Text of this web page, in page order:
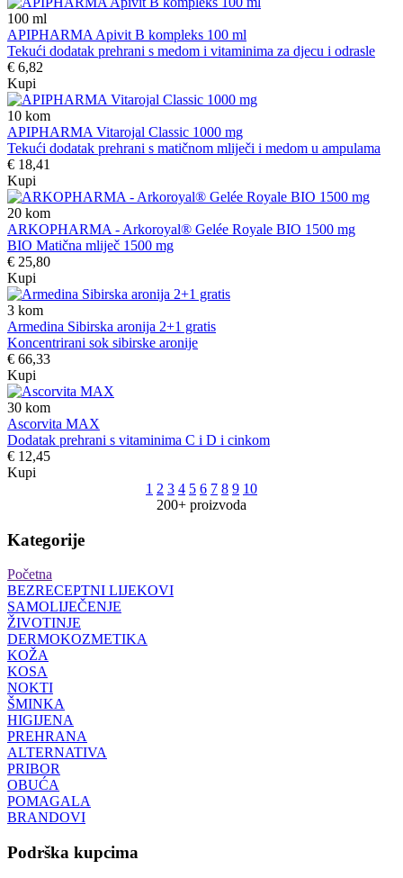
100 ml
APIPHARMA Apivit B kompleks 100 ml
Tekući dodatak prehrani s medom i vitaminima za djecu i odrasle
€ 6,82
Kupi
10 kom
APIPHARMA Vitarojal Classic 1000 mg
Tekući dodatak prehrani s matičnom mliječi i medom u ampulama
€ 18,41
Kupi
20 kom
ARKOPHARMA - Arkoroyal® Gelée Royale BIO 1500 mg
BIO Matična mliječ 1500 mg
€ 25,80
Kupi
3 kom
Armedina Sibirska aronija 2+1 gratis
Koncentrirani sok sibirske aronije
€ 66,33
Kupi
30 kom
Ascorvita MAX
Dodatak prehrani s vitaminima C i D i cinkom
€ 12,45
Kupi
1 2 3 4 5 6 7 8 9 10
200+ proizvoda
Kategorije
Početna
BEZRECEPTNI LIJEKOVI
SAMOLIJEČENJE
ŽIVOTINJE
DERMOKOZMETIKA
KOŽA
KOSA
NOKTI
ŠMINKA
HIGIJENA
PREHRANA
ALTERNATIVA
PRIBOR
OBUĆA
POMAGALA
BRANDOVI
Podrška kupcima